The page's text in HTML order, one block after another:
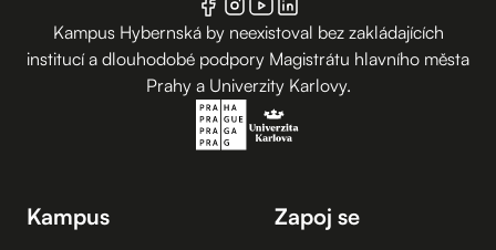
Kampus Hybernská by neexistoval bez zakládajících
institucí a dlouhodobé podpory Magistrátu hlavního města
Prahy a Univerzity Karlovy.
Kampus Zapoj se